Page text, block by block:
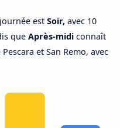
est Soir, avec 10
que Après-midi connaît
et San Remo, avec